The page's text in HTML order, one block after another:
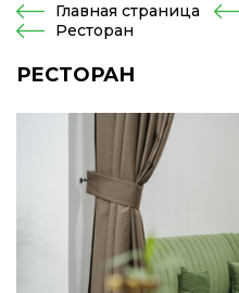
Главная страница
Ресторан
РЕСТОРАН